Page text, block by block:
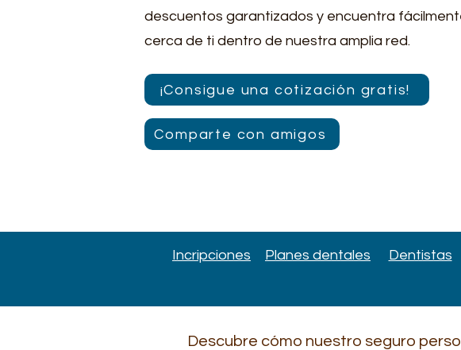
Comparte con amigos
¡Consigue una cotización gratis!
descuentos garantizados y encuentra
cerca de ti dentro de nuestra amplia red.
Planes dentales Dentistas
Incripciones
Descubre cómo nuestro seguro